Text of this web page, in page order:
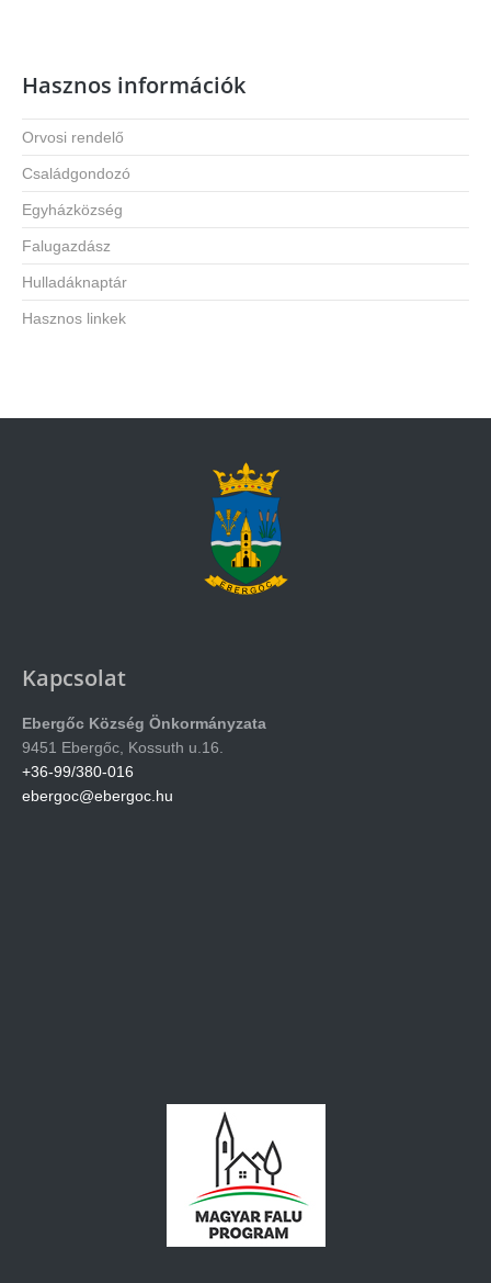
Hasznos információk
Orvosi rendelő
Családgondozó
Egyházközség
Falugazdász
Hulladáknaptár
Hasznos linkek
Kapcsolat
Ebergőc Község Önkormányzata
9451 Ebergőc, Kossuth u.16.
+36-99/380-016
ebergoc@ebergoc.hu